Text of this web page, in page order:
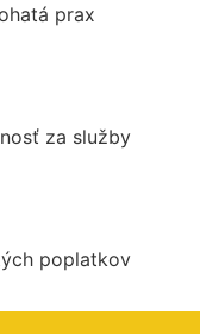
prax
za služby
poplatkov